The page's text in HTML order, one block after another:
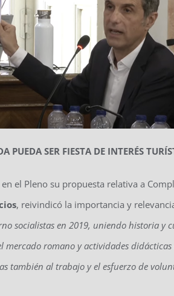
PUEDA SER FIESTA DE INTERÉS
el Pleno su propuesta relativa a
, reivindicó la importancia y
socialistas en 2019, uniendo historia y
mercado romano y actividades
también al trabajo y el esfuerzo de